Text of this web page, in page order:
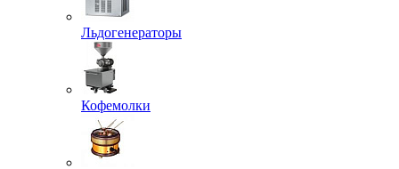
Льдогенераторы
Кофемолки